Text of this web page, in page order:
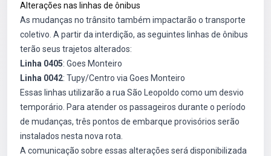
Alterações nas linhas de ônibus
As mudanças no trânsito também impactarão o transporte
coletivo. A partir da interdição, as seguintes linhas de ônibus
terão seus trajetos alterados:
Linha 0405: Goes Monteiro
Linha 0042: Tupy/Centro via Goes Monteiro
Essas linhas utilizarão a rua São Leopoldo como um desvio
temporário. Para atender os passageiros durante o período
de mudanças, três pontos de embarque provisórios serão
instalados nesta nova rota.
A comunicação sobre essas alterações será disponibilizada